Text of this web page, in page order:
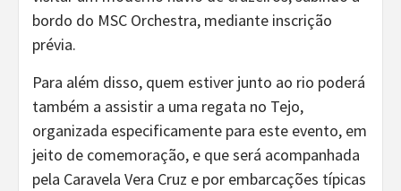
bordo do MSC Orchestra, mediante inscrição
prévia.
Para além disso, quem estiver junto ao rio poderá
também a assistir a uma regata no Tejo,
organizada especificamente para este evento, em
jeito de comemoração, e que será acompanhada
pela Caravela Vera Cruz e por embarcações típicas